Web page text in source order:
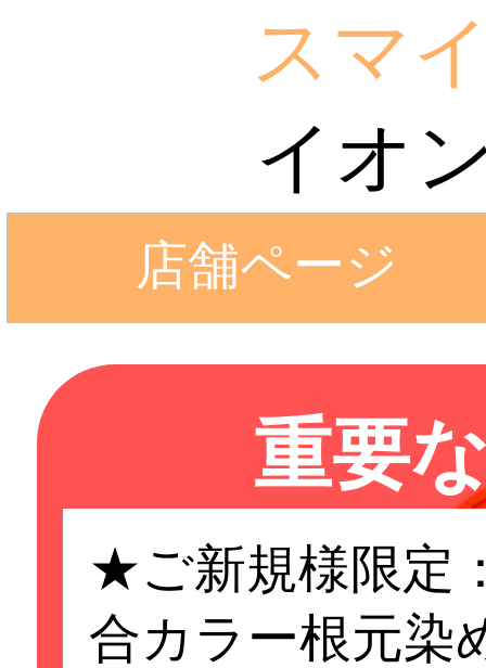
スマ
イオ
店舗ページ
重要
★ご新規様限定
合カラー根元染